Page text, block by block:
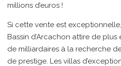
millions d’euros !
Si cette vente est
Bassin d’Arcachon attire de
de milliardaires à la recherche
de prestige. Les villas